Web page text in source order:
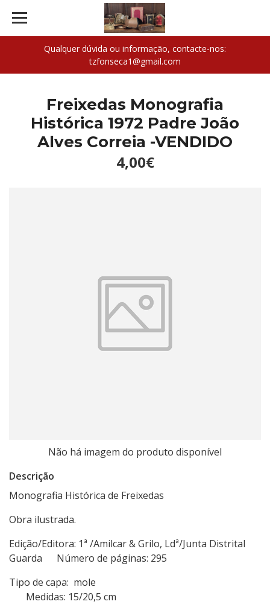
Qualquer dúvida ou informação, contacte-nos:
tzfonseca1@gmail.com
Freixedas Monografia
Histórica 1972 Padre João
Alves Correia -VENDIDO
4,00€
Não há imagem do produto disponível
Descrição
Monografia Histórica de Freixedas
Obra ilustrada.
Edição/Editora: 1ª /Amilcar & Grilo, Ldª/Junta Distrital
Guarda Número de páginas: 295
Tipo de capa: mole
Medidas: 15/20,5 cm